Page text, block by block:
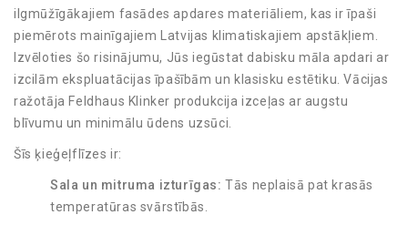
ilgmūžīgākajiem fasādes apdares materiāliem, kas ir īpaši
piemērots mainīgajiem Latvijas klimatiskajiem apstākļiem.
Izvēloties šo risinājumu, Jūs iegūstat dabisku māla apdari ar
izcilām ekspluatācijas īpašībām un klasisku estētiku. Vācijas
ražotāja Feldhaus Klinker produkcija izceļas ar augstu
blīvumu un minimālu ūdens uzsūci.
Šīs ķieģeļflīzes ir:
Sala un mitruma izturīgas: Tās neplaisā pat krasās
temperatūras svārstībās.